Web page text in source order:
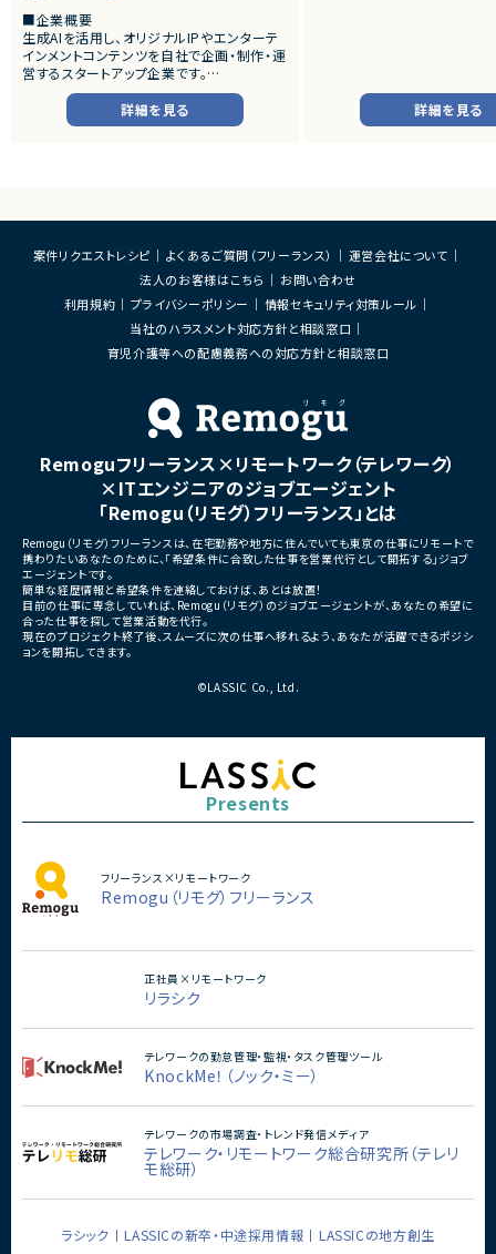
■企業概要
生成AIを活用し、オリジナルIPやエンターテ
インメントコンテンツを自社で企画・制作・運
営するスタートアップ企業です。
音楽・映像・SNSなど複数のメディアを横断
しながら、AIを前提とした新しいエンターテ
インメント体験の創出に取り組んでいます。
・ユーザーがキャラクターと継続的にコミュ
ニケーションを楽しめる新規サービス
・既に展開されているキャラクターIPと連動
し、ユーザーとの関係性を深めるコミュニケ
ーションプラットフォーム
・音楽、SNS、イベントなどのコンテンツ展開
と連携しながら成長していくエンターテイン
深めながら長期的に楽しめる体験設計を重
金設計などを含む次世代型エンターテイン
メントサービス
・新規アプリ―ケーションの企画、要件定義、
仕様設計
・生成AIツールを活用したフル開発及び開発
効率化
・育成、収集、イベント、コミュニケーション体
験の設計
・KPI設計およびデータ分析をもとにした改
善施策の立案
・リリース後も修正等をしやすい開発
AIキャラクターIPを軸とした新規自社サービ
ス開発を加速するため、企画・開発・運営ま
で一気通貫でリードいただける開発責任者
を募集しています。
企画、要件定義、仕様策定、設計、実装、テス
ト、リリース、運用改善
・既に活動実績を持つキャラクターIPの世界
観拡張やファン体験創出に携われる環境
ーとの関係性構築をサービスとして設計で
・音楽、SNS、イベントなど複数のコンテンツ
展開と連動したサービス開発に挑戦可能
・少人数組織のため企画から実装、運営改善
・AI活用を前提とした次世代の開発スタイル
を実践可能
・AIだからこそ実現できる新しいエンターテ
詳細を見る
■想定業務
・顧客・開発チーム間のブリッ
・プロジェクトマネジメント
・複数案件横断での推進支援
詳細を見る
案件リクエストレシピ よくあるご質問（フリーランス）
運営会社について
法人のお客様はこちら
お問い合わせ
利用規約
プライバシーポリシー
情報セキュリティ対策ルール
当社のハラスメント対応方針と相談窓口
育児介護等への配慮義務への対応方針と相談窓口
Remoguフリーランス×リモートワーク（テレワーク）
×ITエンジニアのジョブエージェント
「Remogu（リモグ）フリーランス」とは
Remogu（リモグ）フリーランスは、在宅勤務や地方に住んでいても東京の仕事にリモートで
携わりたいあなたのために、「希望条件に合致した仕事を営業代行として開拓する」ジョブ
エージェントです。
簡単な経歴情報と希望条件を連絡しておけば、あとは放置！
目前の仕事に専念していれば、Remogu（リモグ）のジョブエージェントが、あなたの希望に
合った仕事を探して営業活動を代行。
現在のプロジェクト終了後、スムーズに次の仕事へ移れるよう、あなたが活躍できるポジシ
ョンを開拓してきます。
©LASSIC Co., Ltd.
Presents
フリーランス×リモートワーク
Remogu（リモグ）フリーランス
正社員×リモートワーク
リラシク
テレワークの勤怠管理・監視・タスク管理ツール
KnockMe！（ノック・ミー）
テレワークの市場調査・トレンド発信メディア
テレワーク・リモートワーク総合研究所（テレリ
モ総研）
ラシック LASSICの新卒・中途採用情報 LASSICの地方創生